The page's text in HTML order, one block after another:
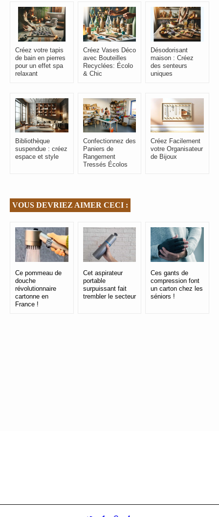
Créez votre tapis
de bain en pierres
pour un effet spa
relaxant
Créez Vases Déco
avec Bouteilles
Recyclées: Écolo
& Chic
Désodorisant
maison : Créez
des senteurs
uniques
Bibliothèque
suspendue : créez
espace et style
Confectionnez des
Paniers de
Rangement
Tressés Écolos
Créez Facilement
votre Organisateur
de Bijoux
VOUS DEVRIEZ AIMER CECI :
Ce pommeau de
douche
révolutionnaire
cartonne en
France !
Cet aspirateur
portable
surpuissant fait
trembler le secteur
Ces gants de
compression font
un carton chez les
séniors !